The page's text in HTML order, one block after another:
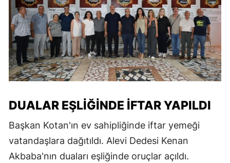
DUALAR EŞLIĞINDE İFTAR YAPILDI
Başkan Kotan'ın ev sahipliğinde iftar yemeği
vatandaşlara dağıtıldı. Alevi Dedesi Kenan
Akbaba'nın duaları eşliğinde oruçlar açıldı.